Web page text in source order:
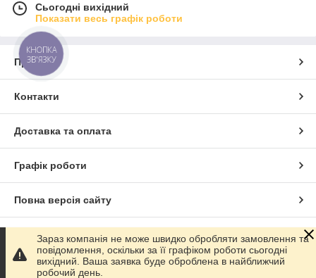
Сьогодні вихідний
Показати весь графік роботи
Про нас
Контакти
Доставка та оплата
Графік роботи
Повна версія сайту
Сайт створено на маркетплейсі Prom.ua
Політика конфіденційності
Зараз компанія не може швидко обробляти замовлення та
повідомлення, оскільки за її графіком роботи сьогодні
вихідний. Ваша заявка буде оброблена в найближчий
робочий день.
КНОПКА
ЗВ'ЯЗКУ